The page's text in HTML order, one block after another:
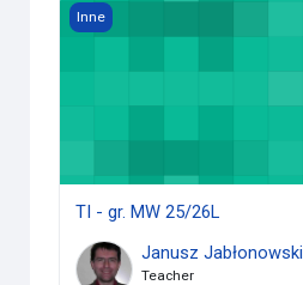
TI - gr. MW 25/26L
Inne
TI - gr. MW 25/26L
Janusz Jabłonowski
Teacher